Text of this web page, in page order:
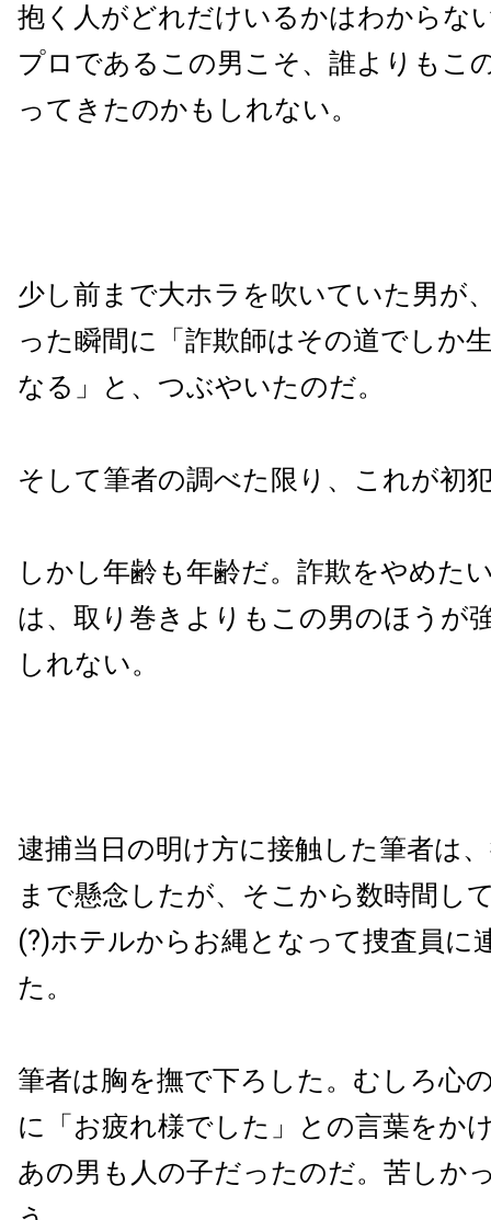
抱く人がどれだけいるかはわからな
プロであるこの男こそ、誰よりもこ
ってきたのかもしれない。
少し前まで大ホラを吹いていた男が
った瞬間に「詐欺師はその道でしか
なる」と、つぶやいたのだ。
そして筆者の調べた限り、これが初
しかし年齢も年齢だ。詐欺をやめた
は、取り巻きよりもこの男のほうが
しれない。
逮捕当日の明け方に接触した筆者は
まで懸念したが、そこから数時間し
(?)ホテルからお縄となって捜査員に
た。
筆者は胸を撫で下ろした。むしろ心
に「お疲れ様でした」との言葉をか
あの男も人の子だったのだ。苦しか